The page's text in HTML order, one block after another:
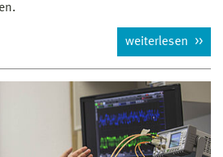
weiterlesen